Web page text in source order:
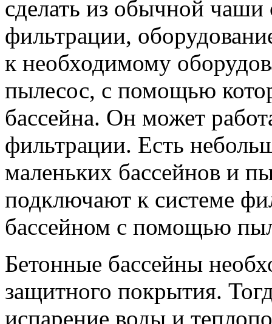
сделать из обычной чаши
фильтрации,
к необходимому
пылесос, с помощью
бассейна. Он может
фильтрации. Есть
маленьких бассейнов и
подключают к системе
бассейном с помощью
Бетонные бассейны
защитного покрытия.
испарение воды и